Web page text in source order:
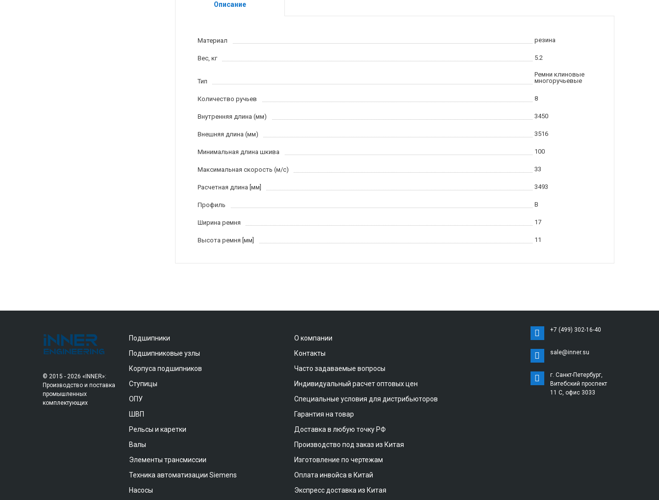
Описание
Материал резина
Вес, кг 5.2
Тип
Ремни клиновые
многоручьевые
Количество ручьев 8
Внутренняя длина (мм) 3450
Внешняя длина (мм) 3516
Минимальная длина шкива 100
Максимальная скорость (м/c) 33
Расчетная длина [мм] 3493
Профиль B
Ширина ремня 17
Высота ремня [мм] 11
© 2015 - 2026 «INNER»:
Производство и поставка
промышленных
комплектующих
Подшипники
Подшипниковые узлы
Корпуса подшипников
Ступицы
ОПУ
ШВП
Рельсы и каретки
Валы
Элементы трансмиссии
Техника автоматизации Siemens
Насосы
О компании
Контакты
Часто задаваемые вопросы
Индивидуальный расчет оптовых цен
Специальные условия для дистрибьюторов
Гарантия на товар
Доставка в любую точку РФ
Производство под заказ из Китая
Изготовление по чертежам
Оплата инвойса в Китай
Экспресс доставка из Китая
+7 (499) 302-16-40
sale@inner.su
г. Санкт-Петербург,
Витебский проспект
11 С, офис 3033